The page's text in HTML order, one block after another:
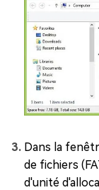
Dans la
de fichiers
d'unité